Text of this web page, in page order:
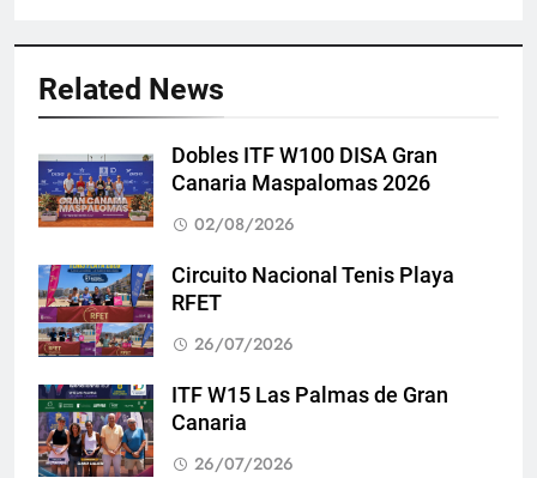
Related News
Dobles ITF W100 DISA Gran
Canaria Maspalomas 2026
02/08/2026
Circuito Nacional Tenis Playa
RFET
26/07/2026
ITF W15 Las Palmas de Gran
Canaria
26/07/2026